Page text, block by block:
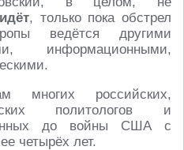
, только пока обстрел
ведётся другими
информационными,
многих российских,
политологов и
до войны США с
четырёх лет.